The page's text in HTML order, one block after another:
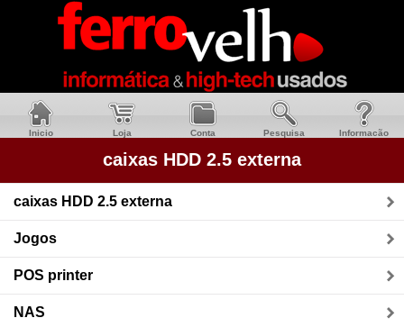
Inicio Loja Conta Pesquisa Informacão
caixas HDD 2.5 externa
caixas HDD 2.5 externa
Jogos
POS printer
NAS